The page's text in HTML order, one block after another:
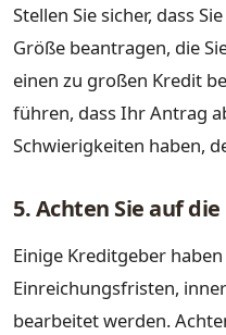
Stellen Sie sicher, dass
Größe beantragen, die
einen zu großen Kredit
führen, dass Ihr Antrag
Schwierigkeiten haben,
5. Achten Sie auf
Einige Kreditgeber
Einreichungsfristen,
bearbeitet werden.